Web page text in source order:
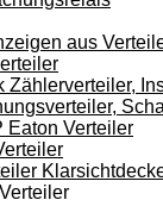
aus
Zählerverteiler,
Eaton Verteiler